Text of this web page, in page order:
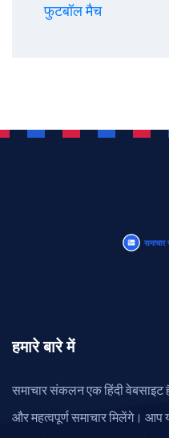
फुटबॉल मैच
हमारे बारे में
समाचार संकलन एक हिंदी वेबसाइट
और महत्वपूर्ण समाचार मिलेंगे। आप